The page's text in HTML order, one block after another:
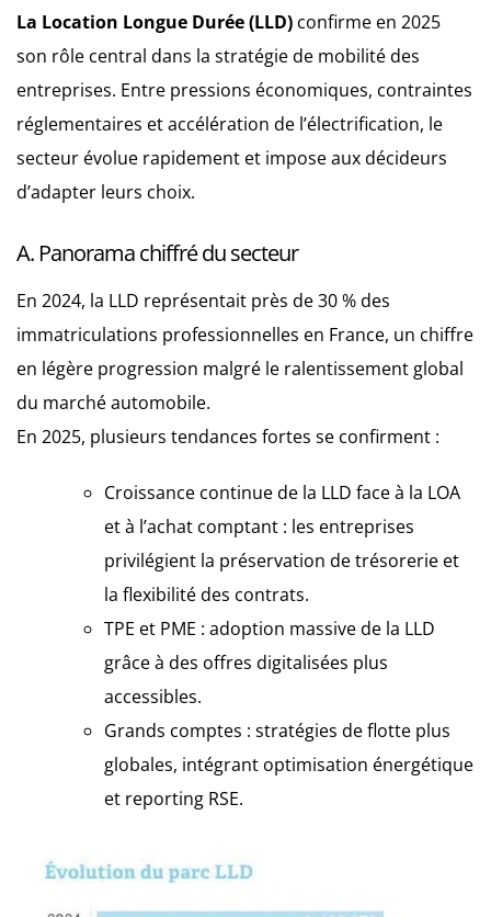
La Location Longue Durée (LLD) confirme en 2025
son rôle central dans la stratégie de mobilité des
entreprises. Entre pressions économiques, contraintes
réglementaires et accélération de l’électrification, le
secteur évolue rapidement et impose aux décideurs
d’adapter leurs choix.
A. Panorama chiffré du secteur
En 2024, la LLD représentait près de 30 % des
immatriculations professionnelles en France, un chiffre
en légère progression malgré le ralentissement global
du marché automobile.
En 2025, plusieurs tendances fortes se confirment :
Croissance continue de la LLD face à la LOA
et à l’achat comptant : les entreprises
privilégient la préservation de trésorerie et
la flexibilité des contrats.
TPE et PME : adoption massive de la LLD
grâce à des offres digitalisées plus
accessibles.
Grands comptes : stratégies de flotte plus
globales, intégrant optimisation énergétique
et reporting RSE.